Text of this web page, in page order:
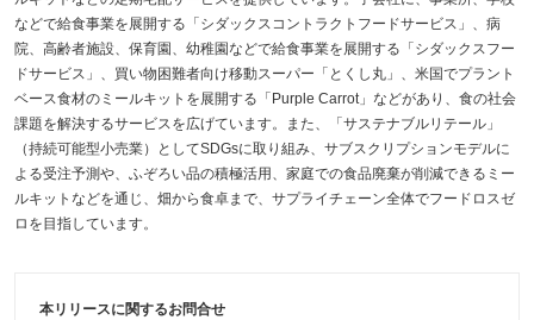
などで給食事業を展開する「シダックスコントラクトフードサービス」、病
院、高齢者施設、保育園、幼稚園などで給食事業を展開する「シダックスフー
ドサービス」、買い物困難者向け移動スーパー「とくし丸」、米国でプラント
ベース食材のミールキットを展開する「Purple Carrot」などがあり、食の社会
課題を解決するサービスを広げています。また、「サステナブルリテール」
（持続可能型小売業）としてSDGsに取り組み、サブスクリプションモデルに
よる受注予測や、ふぞろい品の積極活用、家庭での食品廃棄が削減できるミー
ルキットなどを通じ、畑から食卓まで、サプライチェーン全体でフードロスゼ
ロを目指しています。
本リリースに関するお問合せ